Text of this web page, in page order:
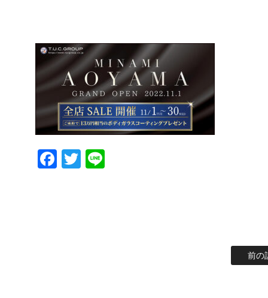
Facebook
Twitter
前の